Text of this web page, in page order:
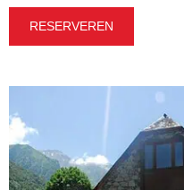
RESERVEREN